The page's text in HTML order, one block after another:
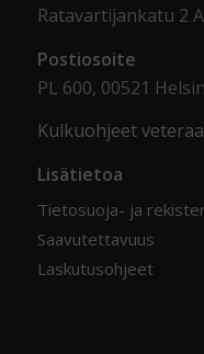
Ratavartijankatu 2
Postiosoite
PL 600, 00521
Kulkuohjeet
Lisätietoa
Tietosuoja- ja
Saavutettavuus
Laskutusohjeet